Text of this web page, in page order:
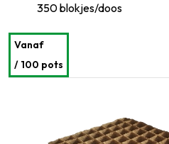
350 blokjes/doos
Vanaf
/ 100 pots